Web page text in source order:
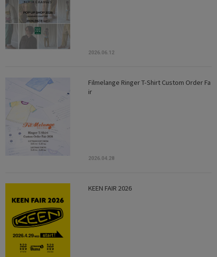
2026.06.12
Filmelange Ringer T-Shirt Custom Order Fa
ir
2026.04.28
KEEN FAIR 2026